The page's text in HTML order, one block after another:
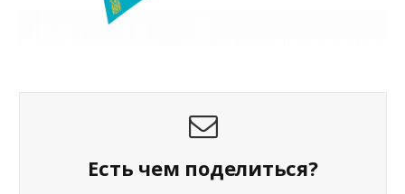
Есть чем поделиться?